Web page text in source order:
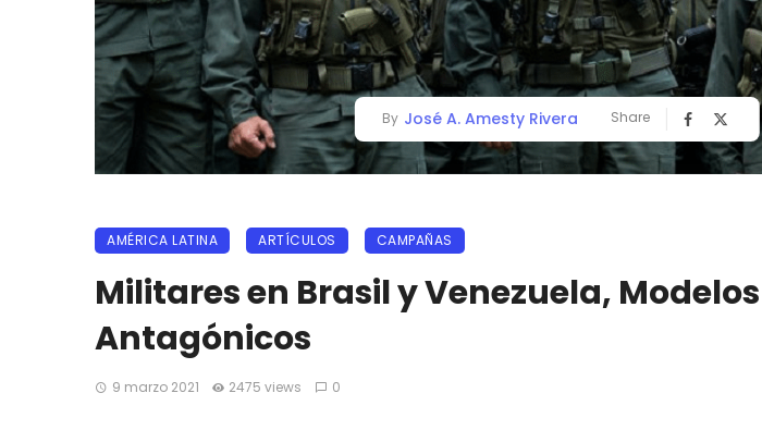
By José A. Amesty Rivera Share
AMÉRICA LATINA ARTÍCULOS CAMPAÑAS
Militares en Brasil y Venezuela, Modelos
Antagónicos
9 marzo 2021 2475 views 0